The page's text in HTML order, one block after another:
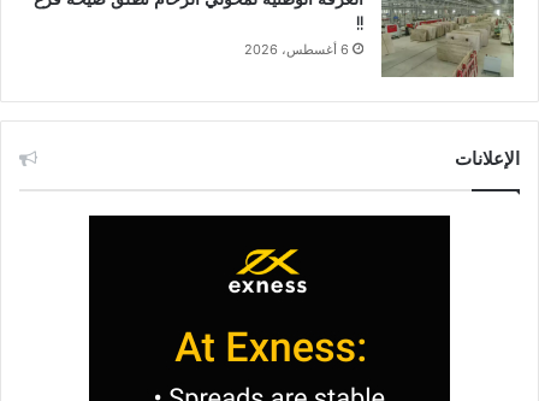
!!
6 أغسطس، 2026
الإعلانات